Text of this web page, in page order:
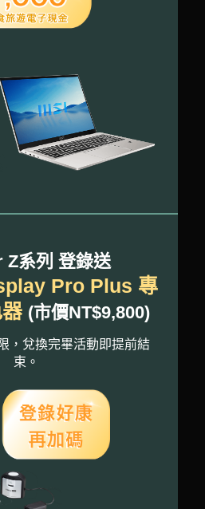
Z系列 登錄送
Pro Plus 專
(市價NT$9,800)
，兌換完畢活動即提前結
束。